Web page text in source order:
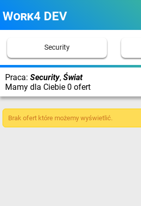
Work4 DEV
Security
Praca: Security, Świat
Mamy dla Ciebie 0 ofert
Brak ofert które możemy wyświetlić.